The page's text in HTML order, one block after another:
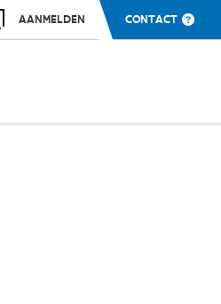
AANMELDEN CONTACT